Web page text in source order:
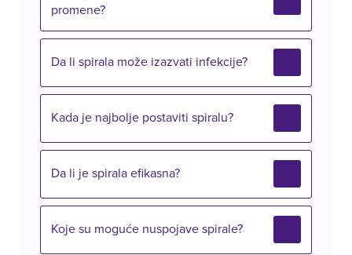
promene?
Da li spirala može izazvati infekcije?
Kada je najbolje postaviti spiralu?
Da li je spirala efikasna?
Koje su moguće nuspojave spirale?